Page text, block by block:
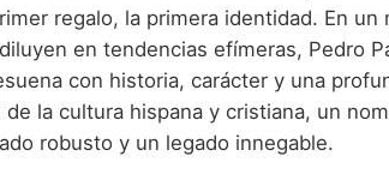
regalo, la primera identidad. En un
en tendencias efímeras, Pedro
con historia, carácter y una
la cultura hispana y cristiana, un
robusto y un legado innegable.